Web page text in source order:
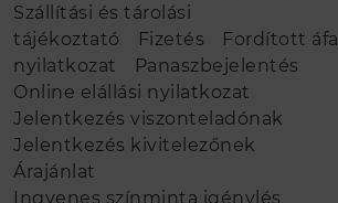
Szállítási és tárolási
tájékoztató
Fizetés
Fordított áfa
nyilatkozat
Panaszbejelentés
Online elállási nyilatkozat
Jelentkezés viszonteladónak
Jelentkezés kivitelezőnek
Árajánlat
Ingyenes színminta igénylés